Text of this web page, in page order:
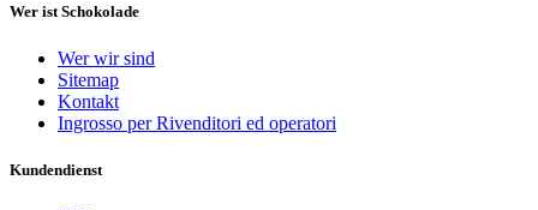
Wer ist Schokolade
Wer wir sind
Sitemap
Kontakt
Ingrosso per Rivenditori ed operatori
Kundendienst